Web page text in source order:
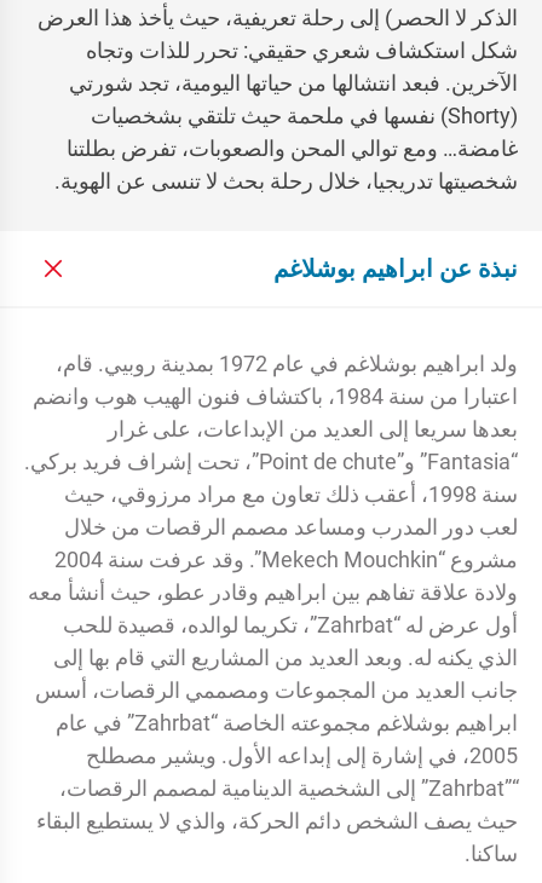
الذكر لا الحصر) إلى رحلة تعريفية، حيث يأخذ هذا العرض
شكل استكشاف شعري حقيقي: تحرر للذات وتجاه
الآخرين. فبعد انتشالها من حياتها اليومية، تجد شورتي
(Shorty) نفسها في ملحمة حيث تلتقي بشخصيات
غامضة… ومع توالي المحن والصعوبات، تفرض بطلتنا
شخصيتها تدريجيا، خلال رحلة بحث لا تنسى عن الهوية.
نبذة عن ابراهيم بوشلاغم
ولد ابراهيم بوشلاغم في عام 1972 بمدينة روبيي. قام،
اعتبارا من سنة 1984، باكتشاف فنون الهيب هوب وانضم
بعدها سريعا إلى العديد من الإبداعات، على غرار
“Fantasia” و”Point de chute”، تحت إشراف فريد بركي.
سنة 1998، أعقب ذلك تعاون مع مراد مرزوقي، حيث
لعب دور المدرب ومساعد مصمم الرقصات من خلال
مشروع “Mekech Mouchkin”. وقد عرفت سنة 2004
ولادة علاقة تفاهم بين ابراهيم وقادر عطو، حيث أنشأ معه
أول عرض له “Zahrbat”، تكريما لوالده، قصيدة للحب
الذي يكنه له. وبعد العديد من المشاريع التي قام بها إلى
جانب العديد من المجموعات ومصممي الرقصات، أسس
ابراهيم بوشلاغم مجموعته الخاصة “Zahrbat” في عام
2005، في إشارة إلى إبداعه الأول. ويشير مصطلح
“”Zahrbat” إلى الشخصية الدينامية لمصمم الرقصات،
حيث يصف الشخص دائم الحركة، والذي لا يستطيع البقاء
ساكنا.